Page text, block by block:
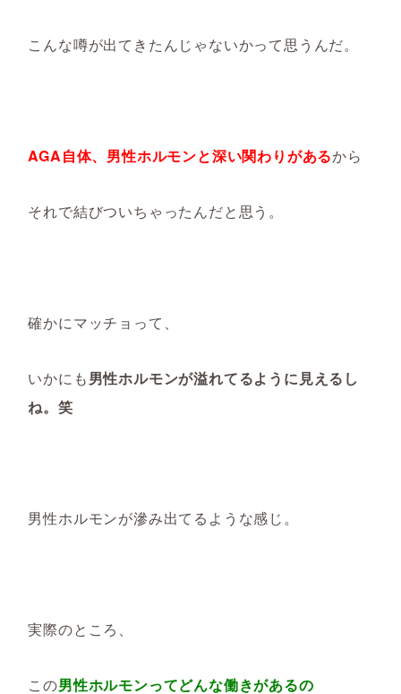
こんな噂が出てきたんじゃないかって思うんだ。
AGA自体、男性ホルモンと深い関わりがあるから
それで結びついちゃったんだと思う。
確かにマッチョって、
いかにも男性ホルモンが溢れてるように見えるし
ね。笑
男性ホルモンが滲み出てるような感じ。
実際のところ、
この男性ホルモンってどんな働きがあるの